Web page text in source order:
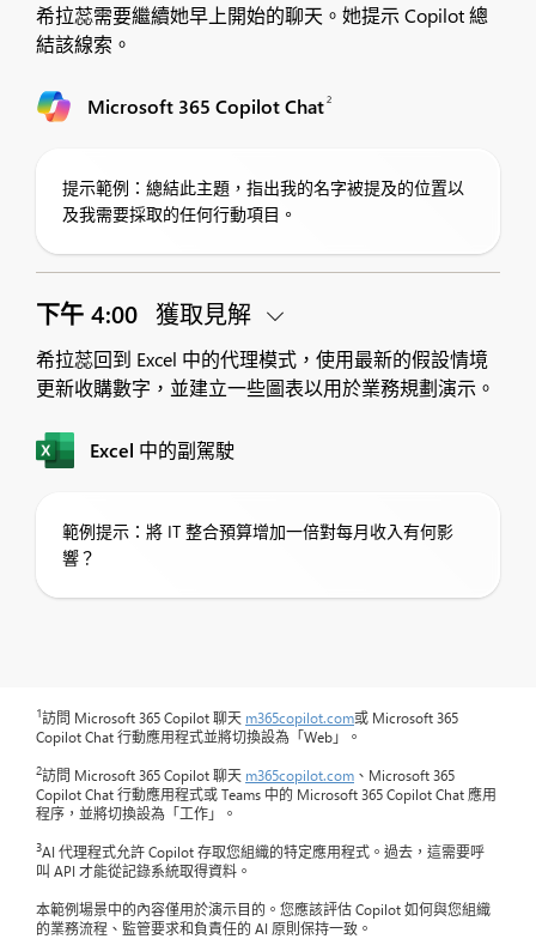
希拉蕊需要繼續她早上開始的聊天。她提示 Copilot 總
結該線索。
Microsoft 365 Copilot Chat2
提示範例：總結此主題，指出我的名字被提及的位置以
及我需要採取的任何行動項目。
下午 4:00 獲取見解
希拉蕊回到 Excel 中的代理模式，使用最新的假設情境
更新收購數字，並建立一些圖表以用於業務規劃演示。
Excel 中的副駕駛
範例提示：將 IT 整合預算增加一倍對每月收入有何影
響？
1訪問 Microsoft 365 Copilot 聊天 m365copilot.com或 Microsoft 365
Copilot Chat 行動應用程式並將切換設為「Web」。
2訪問 Microsoft 365 Copilot 聊天 m365copilot.com 、Microsoft 365
Copilot Chat 行動應用程式或 Teams 中的 Microsoft 365 Copilot Chat 應用
程序，並將切換設為「工作」。
3AI 代理程式允許 Copilot 存取您組織的特定應用程式。過去，這需要呼
叫 API 才能從記錄系統取得資料。
本範例場景中的內容僅用於演示目的。您應該評估 Copilot 如何與您組織
的業務流程、監管要求和負責任的 AI 原則保持一致。